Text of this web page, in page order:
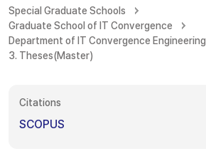
Special Graduate Schools
Graduate School of IT Convergence
Department of IT Convergence Engineering
3. Theses(Master)
Citations
SCOPUS